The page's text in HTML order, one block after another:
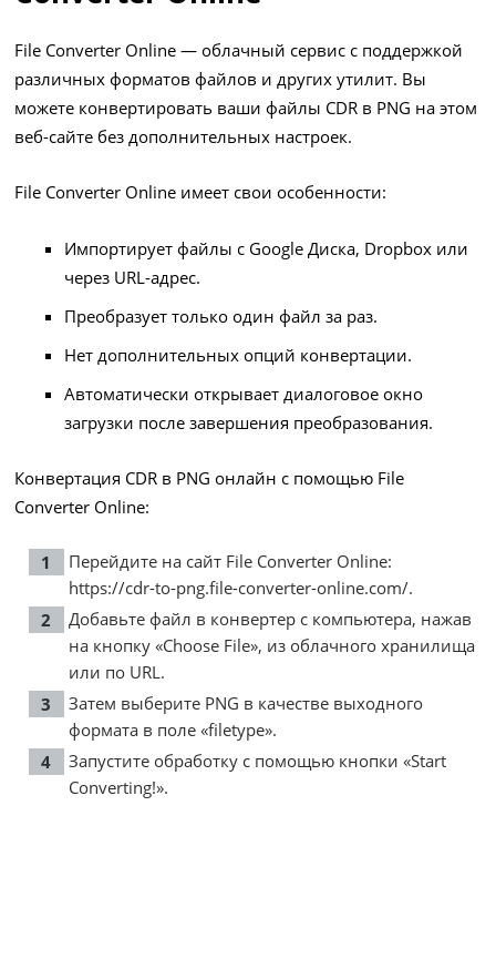
File Converter Online — облачный сервис с поддержкой
различных форматов файлов и других утилит. Вы
можете конвертировать ваши файлы CDR в PNG на этом
веб-сайте без дополнительных настроек.
File Converter Online имеет свои особенности:
Импортирует файлы с Google Диска, Dropbox или
через URL-адрес.
Преобразует только один файл за раз.
Нет дополнительных опций конвертации.
Автоматически открывает диалоговое окно
загрузки после завершения преобразования.
Конвертация CDR в PNG онлайн с помощью File
Converter Online:
Перейдите на сайт File Converter Online:
https://cdr-to-png.file-converter-online.com/.
Добавьте файл в конвертер с компьютера, нажав
на кнопку «Choose File», из облачного хранилища
или по URL.
Затем выберите PNG в качестве выходного
формата в поле «filetype».
Запустите обработку с помощью кнопки «Start
Converting!».